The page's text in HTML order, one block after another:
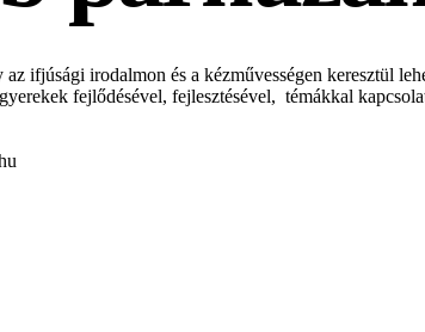
ifjúsági irodalmon és a kézművességen keresztül
fejlődésével, fejlesztésével, témákkal